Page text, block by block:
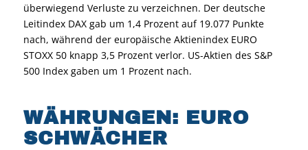
überwiegend Verluste zu verzeichnen. Der deutsche
Leitindex DAX gab um 1,4 Prozent auf 19.077 Punkte
nach, während der europäische Aktienindex EURO
STOXX 50 knapp 3,5 Prozent verlor. US-Aktien des S&P
500 Index gaben um 1 Prozent nach.
WÄHRUNGEN: EURO
SCHWÄCHER